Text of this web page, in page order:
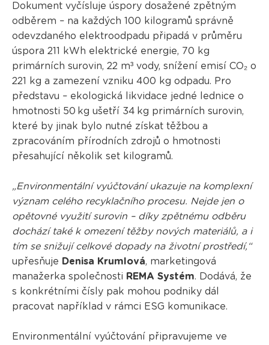
Dokument vyčísluje úspory dosažené zpětným
odběrem – na každých 100 kilogramů správně
odevzdaného elektroodpadu připadá v průměru
úspora 211 kWh elektrické energie, 70 kg
primárních surovin, 22 m³ vody, snížení emisí CO₂ o
221 kg a zamezení vzniku 400 kg odpadu. Pro
představu – ekologická likvidace jedné lednice o
hmotnosti 50 kg ušetří 34 kg primárních surovin,
které by jinak bylo nutné získat těžbou a
zpracováním přírodních zdrojů o hmotnosti
přesahující několik set kilogramů.
„Environmentální vyúčtování ukazuje na komplexní
význam celého recyklačního procesu. Nejde jen o
opětovné využití surovin – díky zpětnému odběru
dochází také k omezení těžby nových materiálů, a i
tím se snižují celkové dopady na životní prostředí,“
upřesňuje Denisa Krumlová, marketingová
manažerka společnosti REMA Systém. Dodává, že
s konkrétními čísly pak mohou podniky dál
pracovat například v rámci ESG komunikace.
Environmentální vyúčtování připravujeme ve